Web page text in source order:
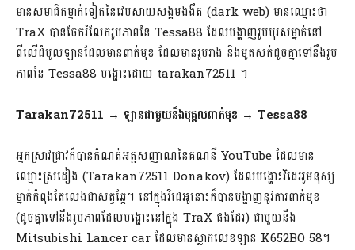
មានសមាជិកម្នាក់ទៀតនៃវេបសាយសង្គមងងឹត (dark web) មានឈ្មោះថា
TraX បានចែករំលែករូបភាពនៃ Tessa88 ដែលបង្ហាញរូបបុរសម្នាក់នៅ
ពីលើដំបូលឡានដែលមានពាក់មុខ ដែលមានរូបរាង និងមូតសក់ដូចគ្នាទៅនឹងរូប
ភាពនៃ Tessa88 បង្ហោះដោយ tarakan72511 ។
Tarakan72511 → ឡានជាមួយនឹងបុគ្គលពាក់មុខ → Tessa88
អ្នកស្រាវជ្រាវក៏បានកំណត់អត្តសញ្ញាណនៃគណនី YouTube ដែលមាន
ឈ្មោះស្រដៀង (Tarakan72511 Donakov) ដែលបង្ហោះវិដេអូមនុស្ស
ម្នាក់កំពុងតែលេងជាសត្វឆ្កែ។ នៅក្នុងវិដេអូនោះក៏បានបង្ហាញនូវការពាក់មុខ
(ដូចគ្នាទៅនឹងរូបភាពដែលបង្ហោះនៅក្នុង TraX ផងដែរ) ជាមួយនឹង
Mitsubishi Lancer car ដែលមានស្លាកលេខឡាន K652BO 58។